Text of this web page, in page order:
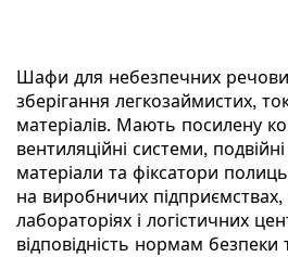
Шафи для небезпечних
зберігання легкозаймистих,
матеріалів. Мають посилену
вентиляційні системи, подвійні
матеріали та фіксатори
на виробничих підприємствах,
лабораторіях і логістичних
відповідність нормам